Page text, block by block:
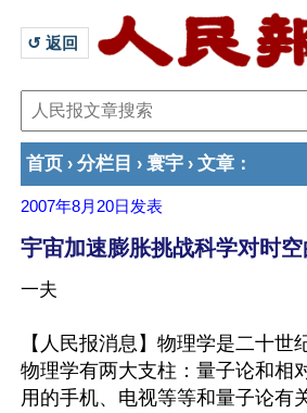
↺ 返回
首页 › 分栏目 › 寰宇 › 文章 ：
2007年8月20日 发表
宇宙加速膨胀挑战科学对时空
一夫
【人民报消息】物理学是二十世
物理学有两大支柱：量子论和相
用的手机、电视等等和量子论有